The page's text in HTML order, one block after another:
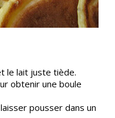
le lait juste tiède.
obtenir une boule
pousser dans un